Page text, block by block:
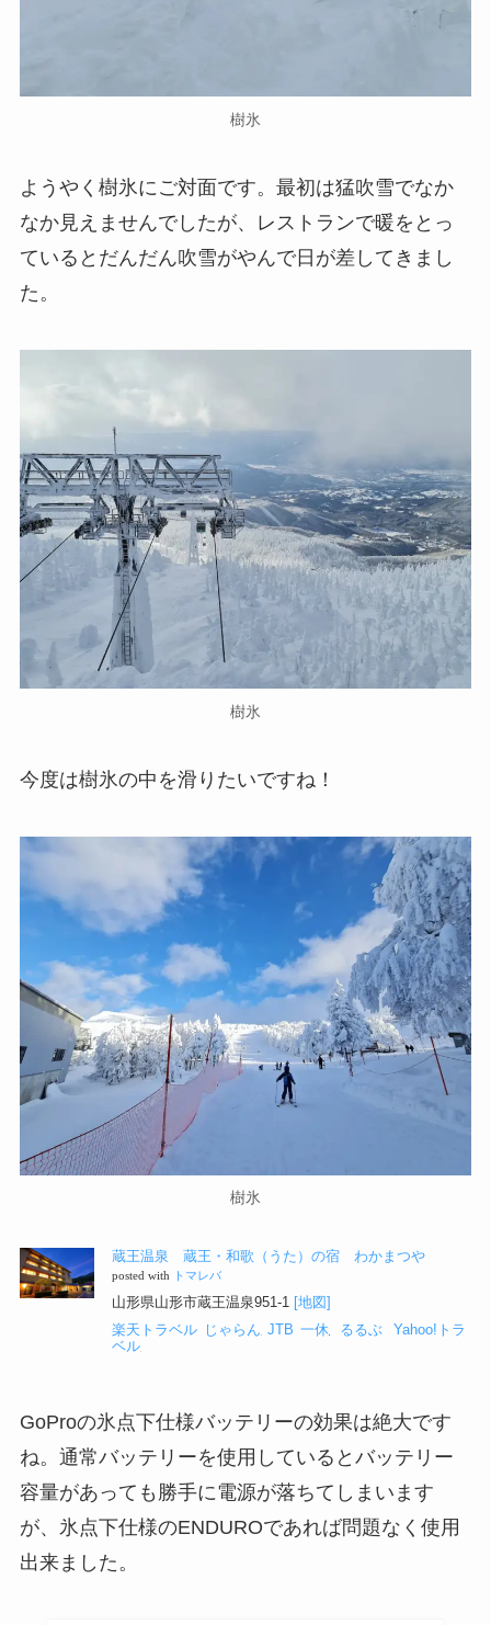
樹氷
ようやく樹氷にご対面です。最初は猛吹雪でなか
なか見えませんでしたが、レストランで暖をとっ
ているとだんだん吹雪がやんで日が差してきまし
た。
樹氷
今度は樹氷の中を滑りたいですね！
樹氷
蔵王温泉 蔵王・和歌（うた）の宿 わかまつや
posted with トマレバ
山形県山形市蔵王温泉951-1 [地図]
楽天トラベル
じゃらん JTB 一休 るるぶ
Yahoo!トラ
ベル
GoProの氷点下仕様バッテリーの効果は絶大です
ね。通常バッテリーを使用しているとバッテリー
容量があっても勝手に電源が落ちてしまいます
が、氷点下仕様のENDUROであれば問題なく使用
出来ました。